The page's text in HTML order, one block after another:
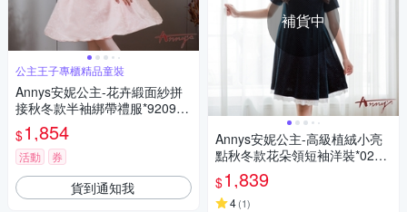
公主王子專櫃精品童裝
Annys安妮公主-花卉緞面紗拼
接秋冬款半袖綁帶禮服*9209粉
紅
$1,854
活動 券
貨到通知我
補貨中
Annys安妮公主-高級植絨小亮
點秋冬款花朵領短袖洋裝*0219
藍色
$1,839
4(1)